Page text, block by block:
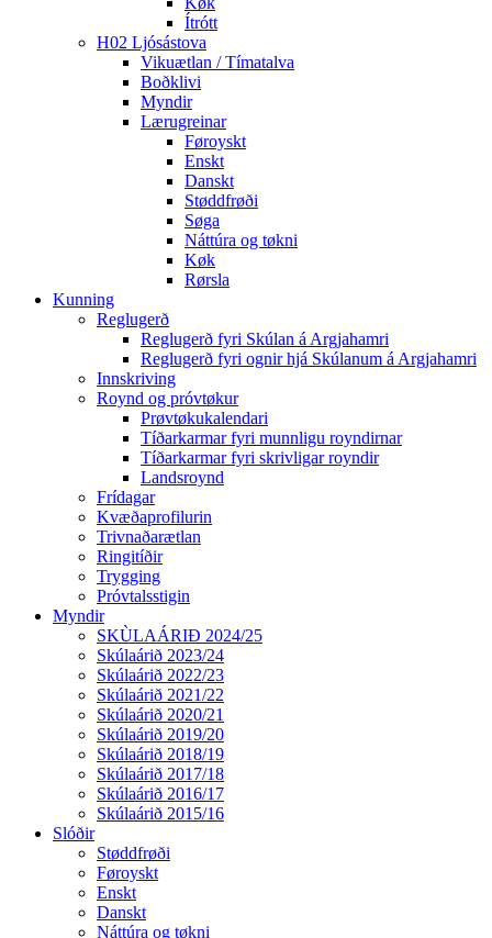
Ítrótt
H02 Ljósástova
Vikuætlan / Tímatalva
Boðklivi
Myndir
Lærugreinar
Føroyskt
Enskt
Danskt
Støddfrøði
Søga
Náttúra og tøkni
Køk
Rørsla
Kunning
Reglugerð
Reglugerð fyri Skúlan á Argjahamri
Reglugerð fyri ognir hjá Skúlanum á Argjahamri
Innskriving
Roynd og próvtøkur
Prøvtøkukalendari
Tíðarkarmar fyri munnligu royndirnar
Tíðarkarmar fyri skrivligar royndir
Landsroynd
Frídagar
Kvæðaprofilurin
Trivnaðarætlan
Ringitíðir
Trygging
Próvtalsstigin
Myndir
SKÙLAÁRIÐ 2024/25
Skúlaárið 2023/24
Skúlaárið 2022/23
Skúlaárið 2021/22
Skúlaárið 2020/21
Skúlaárið 2019/20
Skúlaárið 2018/19
Skúlaárið 2017/18
Skúlaárið 2016/17
Skúlaárið 2015/16
Slóðir
Støddfrøði
Føroyskt
Enskt
Danskt
Náttúra og tøkni